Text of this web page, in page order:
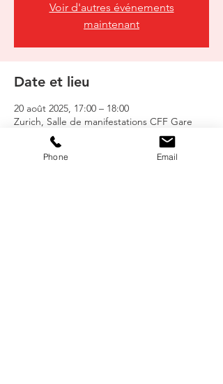
Voir d'autres événements
maintenant
Date et lieu
20 août 2025, 17:00 – 18:00
Zurich, Salle de manifestations CFF Gare
centrale de Zurich, 8001 Zurich, Suisse
Phone Email